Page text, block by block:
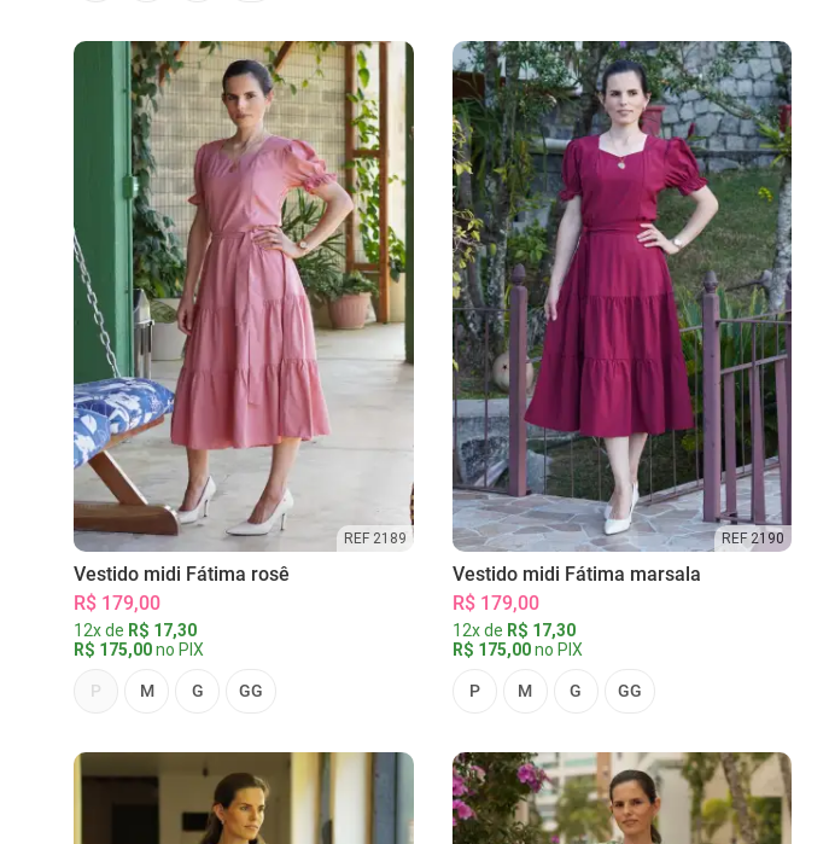
REF 2189
Vestido midi Fátima rosê
R$ 179,00
12x de R$ 17,30
R$ 175,00no PIX
P M G GG
REF 2190
Vestido midi Fátima marsala
R$ 179,00
12x de R$ 17,30
R$ 175,00no PIX
P M G GG